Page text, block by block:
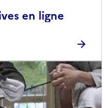
en ligne